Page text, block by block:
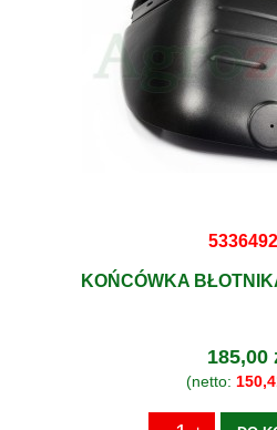
KOŃCÓWKA
185,00
(netto: